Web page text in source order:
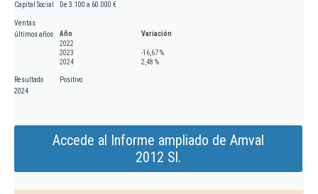
Capital Social De 3.100 a 60.000 €
Ventas
últimos años
Año
Variación
2022
2023
-16,67 %
2024
2,48 %
Resultado
2024
Positivo
Accede al Informe ampliado de Amval
2012 Sl.